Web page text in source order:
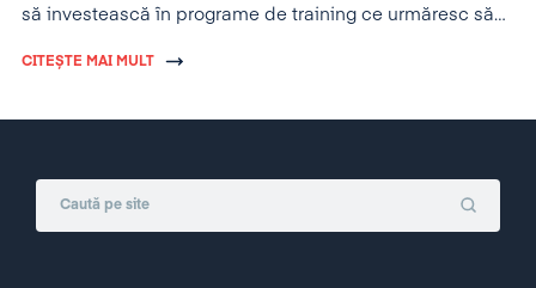
să investească în programe de training ce urmăresc să
mă întreba dacă nu cumva e un risc și de ce nu ar fi
angajaților.
CITEȘTE MAI MULT